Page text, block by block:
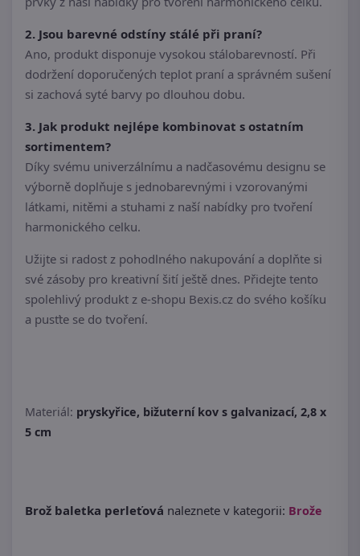
2. Jsou barevné odstíny stálé při praní?
Ano, produkt disponuje vysokou stálobarevností. Při
dodržení doporučených teplot praní a správném sušení
si zachová syté barvy po dlouhou dobu.
3. Jak produkt nejlépe kombinovat s ostatním
sortimentem?
Díky svému univerzálnímu a nadčasovému designu se
výborně doplňuje s jednobarevnými i vzorovanými
látkami, nitěmi a stuhami z naší nabídky pro tvoření
harmonického celku.
Užijte si radost z pohodlného nakupování a doplňte si
své zásoby pro kreativní šití ještě dnes. Přidejte tento
spolehlivý produkt z e-shopu Bexis.cz do svého košíku
a pusťte se do tvoření.
Materiál: pryskyřice, bižuterní kov s galvanizací, 2,8 x
5 cm
Brož baletka perleťová naleznete v kategorii: Brože